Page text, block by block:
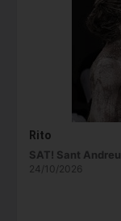
Rito
SAT! Sant
24/10/2026